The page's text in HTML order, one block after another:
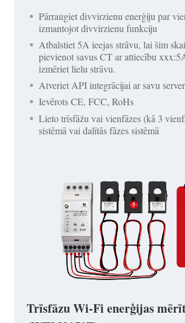
Pārraugiet divvirzienu enerģiju par
izmantojot divvirzienu funkciju
Atbalstiet 5A ieejas strāvu, lai šim
pievienot savus CT ar attiecību
izmēriet lielu strāvu.
Atveriet API integrācijai ar savu
Ievērots CE, FCC, RoHs
Lieto trīsfāžu vai vienfāzes (kā 3
sistēmā vai dalītās fāzes sistēmā
Trīsfāzu Wi-Fi enerģijas